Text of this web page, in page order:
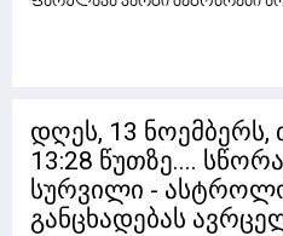
დღეს, 13
13:28 წუთზე....
სურვილი -
განცხადებას